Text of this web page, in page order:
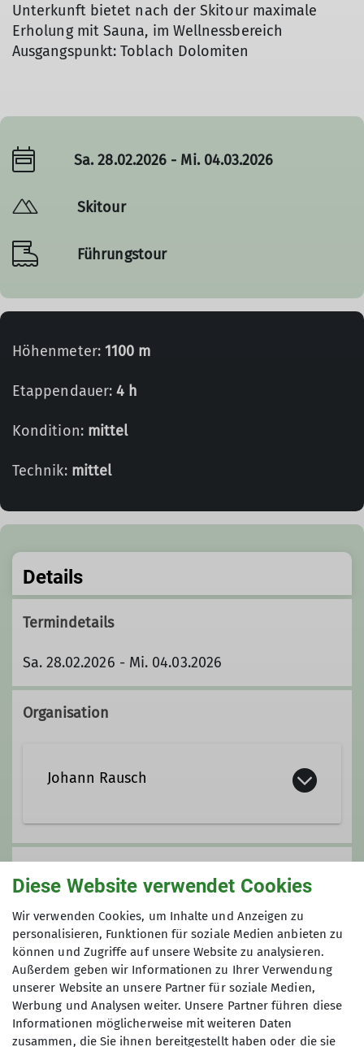
Unterkunft bietet nach der Skitour maximale
Erholung mit Sauna, im Wellnessbereich
Ausgangspunkt: Toblach Dolomiten
Sa. 28.02.2026 - Mi. 04.03.2026
Skitour
Führungstour
Höhenmeter: 1100 m
Etappendauer:4 h
Kondition: mittel
Technik: mittel
Details
Termindetails
Sa. 28.02.2026 - Mi. 04.03.2026
Organisation
Johann Rausch
+49-8223-3513
+49-172-63 31 139
Kontakt aufnehmen
Qualifikationen
Fachübungsleiter Skihochtouren
Gebühr: 75 €
Vorkasse: 75 €
Gesamtkosten ca.: 455 €
Maximale Teilnehmeranzahl
8
Diese Website verwendet Cookies
Wir verwenden Cookies, um Inhalte und Anzeigen zu
personalisieren, Funktionen für soziale Medien anbieten zu
können und Zugriffe auf unsere Website zu analysieren.
Außerdem geben wir Informationen zu Ihrer Verwendung
unserer Website an unsere Partner für soziale Medien,
Werbung und Analysen weiter. Unsere Partner führen diese
Informationen möglicherweise mit weiteren Daten
zusammen, die Sie ihnen bereitgestellt haben oder die sie